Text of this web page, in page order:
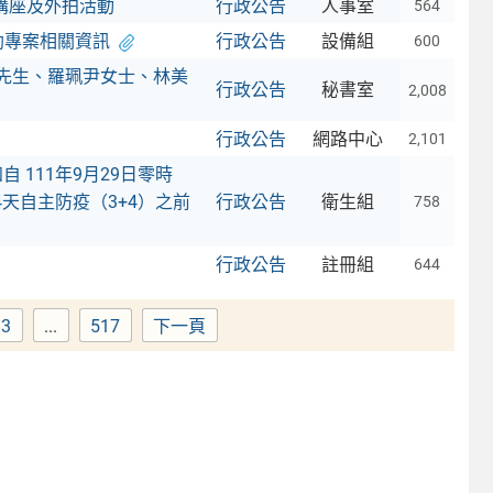
座及外拍活動 行政公告 人事室 564
案相關資訊 行政公告 設備組 600
生、羅珮尹女士、林美
行政公告 秘書室 2,008
行政公告 網路中心 2,101
111年9月29日零時
自主防疫（3+4）之前
行政公告 衛生組 758
行政公告 註冊組 644
... Page
517 下一頁